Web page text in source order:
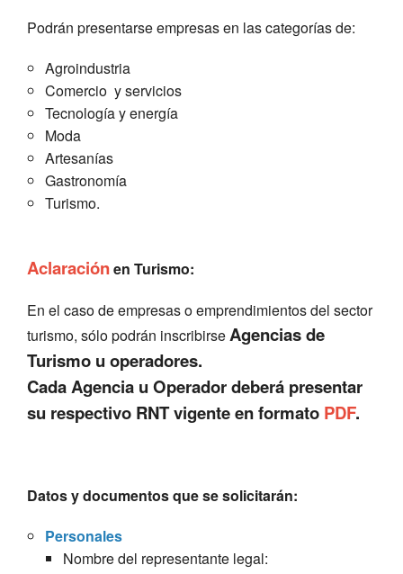
Podrán presentarse empresas en las categorías de:
Agroindustria
Comercio y servicios
Tecnología y energía
Moda
Artesanías
Gastronomía
Turismo.
Aclaraciónen Turismo:
En el caso de empresas o emprendimientos del sector
turismo, sólo podrán inscribirseAgencias de
Turismo u operadores.
Cada Agencia u Operador deberá presentar
su respectivo RNT vigente en formato PDF.
Datos y documentos que se solicitarán:
Personales
Nombre del representante legal: